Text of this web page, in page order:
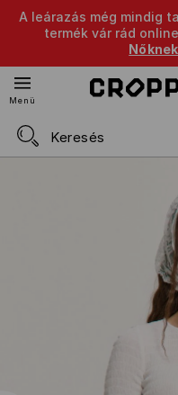
A leárazás még mindig
termék vár rád
Nőknek
Menü